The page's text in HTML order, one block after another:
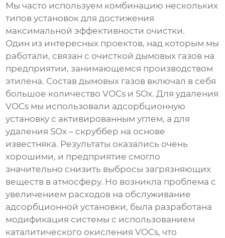
Мы часто используем комбинацию нескольких
типов установок для достижения
максимальной эффективности очистки.
Один из интересных проектов, над которым мы
работали, связан с очисткой дымовых газов на
предприятии, занимающемся производством
этилена. Состав дымовых газов включал в себя
большое количество VOCs и SOx. Для удаления
VOCs мы использовали адсорбционную
установку с активированным углем, а для
удаления SOx – скруббер на основе
известняка. Результаты оказались очень
хорошими, и предприятие смогло
значительно снизить выбросы загрязняющих
веществ в атмосферу. Но возникла проблема с
увеличением расходов на обслуживание
адсорбционной установки, была разработана
модификация системы с использованием
каталитического окисления VOCs, что